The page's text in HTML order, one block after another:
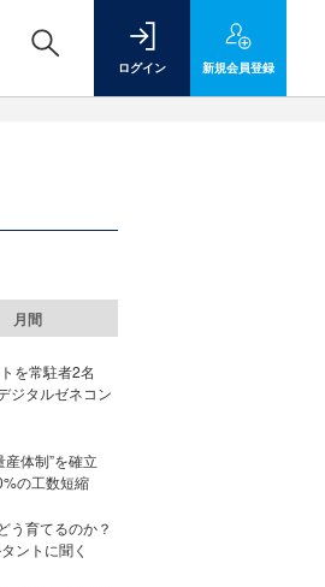
ログイン 新規会員登録
月間
を常駐者2名
ジタルゼネコン
産体制”を確立
の工数短縮
う育てるのか？
ントに聞く